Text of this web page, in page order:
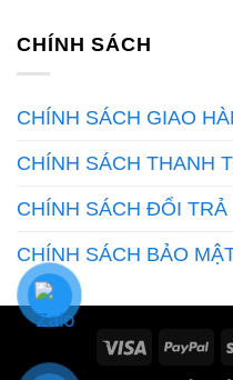
CHÍNH SÁCH
CHÍNH SÁCH GIAO
CHÍNH SÁCH THANH
CHÍNH SÁCH ĐỔI TRẢ
CHÍNH SÁCH BẢO